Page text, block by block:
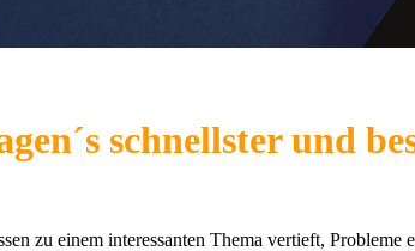
schnellster und
zu einem interessanten Thema vertieft, Probleme